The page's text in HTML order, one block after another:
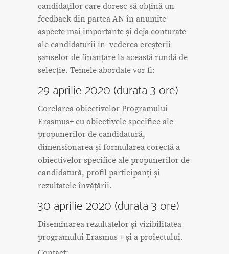
candidaților care doresc să obțină un
feedback din partea AN în anumite
aspecte mai importante și deja conturate
ale candidaturii în vederea creșterii
șanselor de finanțare la această rundă de
selecție. Temele abordate vor fi:
29 aprilie 2020 (durata 3 ore)
Corelarea obiectivelor Programului
Erasmus+ cu obiectivele specifice ale
propunerilor de candidatură,
dimensionarea și formularea corectă a
obiectivelor specifice ale propunerilor de
candidatură, profil participanți și
rezultatele învățării.
30 aprilie 2020 (durata 3 ore)
Diseminarea rezultatelor și vizibilitatea
programului Erasmus + și a proiectului.